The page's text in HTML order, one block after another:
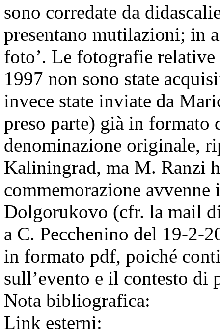
sono corredate da
presentano mutilazioni; in
foto’. Le fotografie
1997 non sono state
invece state inviate da
preso parte) già in
denominazione originale,
Kaliningrad, ma M. Ranzi
commemorazione
Dolgorukovo (cfr. la mail
a C. Pecchenino del 19-2-
in formato pdf, poiché
sull’evento e il contesto di
Nota bibliografica:
Link esterni: